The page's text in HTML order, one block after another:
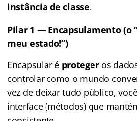
instância de classe.
Pilar 1 — Encapsulamento (o
meu estado!”)
Encapsular é protegeros
controlar como o mundo
vez de deixar tudo público,
interface (métodos) que